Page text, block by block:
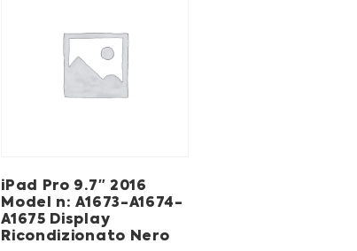
iPad Pro 9.7″ 2016
Model n: A1673-A1674-
A1675 Display
Ricondizionato Nero